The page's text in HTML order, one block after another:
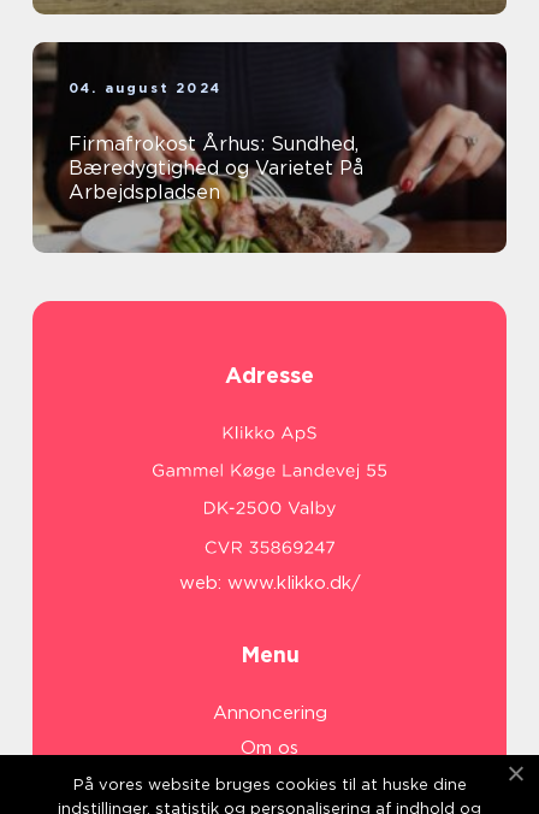
04. august 2024
Firmafrokost Århus: Sundhed,
Bæredygtighed og Varietet På
Arbejdspladsen
Adresse
web: www.klikko.dk/
Menu
Annoncering
Om os
Cookies
På vores website bruges cookies til at huske dine
indstillinger, statistik og personalisering af indhold og